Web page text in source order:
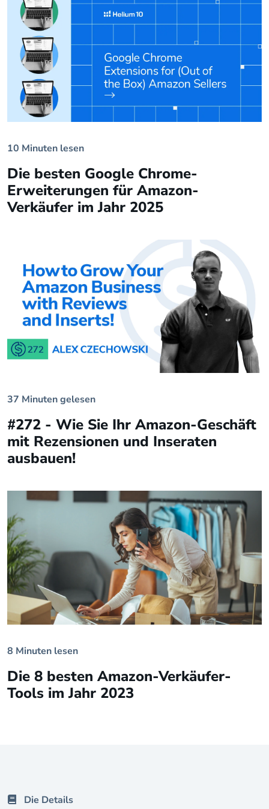
10 Minuten lesen
Die besten Google Chrome-
Erweiterungen für Amazon-
Verkäufer im Jahr 2025
37 Minuten gelesen
#272 - Wie Sie Ihr Amazon-Geschäft
mit Rezensionen und Inseraten
ausbauen!
8 Minuten lesen
Die 8 besten Amazon-Verkäufer-
Tools im Jahr 2023
Die Details